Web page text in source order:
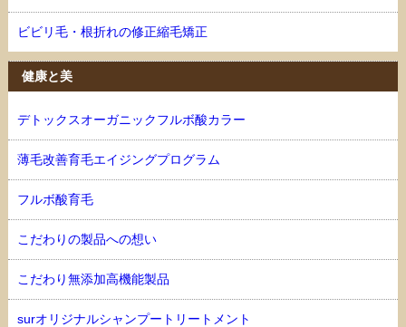
ビビリ毛・根折れの修正縮毛矯正
健康と美
デトックスオーガニックフルボ酸カラー
薄毛改善育毛エイジングプログラム
フルボ酸育毛
こだわりの製品への想い
こだわり無添加高機能製品
surオリジナルシャンプートリートメント